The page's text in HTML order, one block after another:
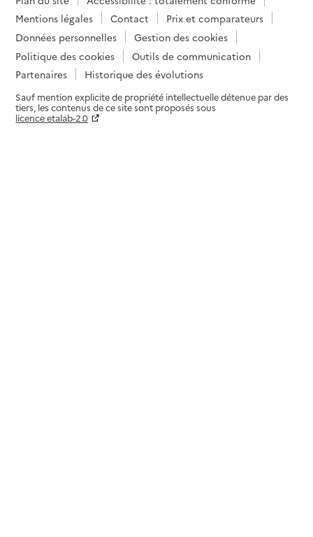
Mentions légales
Contact
Prix et comparateurs
Données personnelles
Gestion des cookies
Politique des cookies
Outils de communication
Partenaires
Historique des évolutions
Sauf mention explicite de propriété intellectuelle détenue par des
tiers, les contenus de ce site sont proposés sous
licence etalab-2.0